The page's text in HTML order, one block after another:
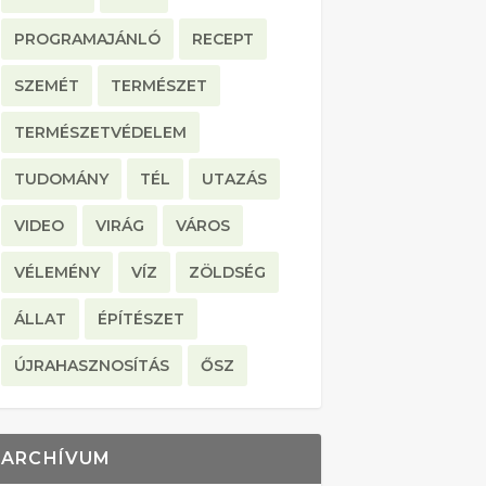
PROGRAMAJÁNLÓ RECEPT
SZEMÉT TERMÉSZET
TERMÉSZETVÉDELEM
TUDOMÁNY TÉL UTAZÁS
VIDEO VIRÁG VÁROS
VÉLEMÉNY VÍZ ZÖLDSÉG
ÁLLAT ÉPÍTÉSZET
ÚJRAHASZNOSÍTÁS ŐSZ
ARCHÍVUM